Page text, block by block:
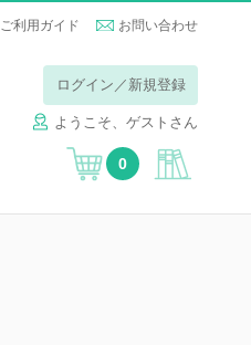
ご利用ガイド お問い合わせ
ログイン／新規登録
ようこそ、ゲストさん
0